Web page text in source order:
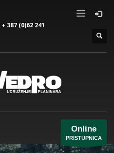
+ 387 (0)62 241
Online
PRISTUPNICA